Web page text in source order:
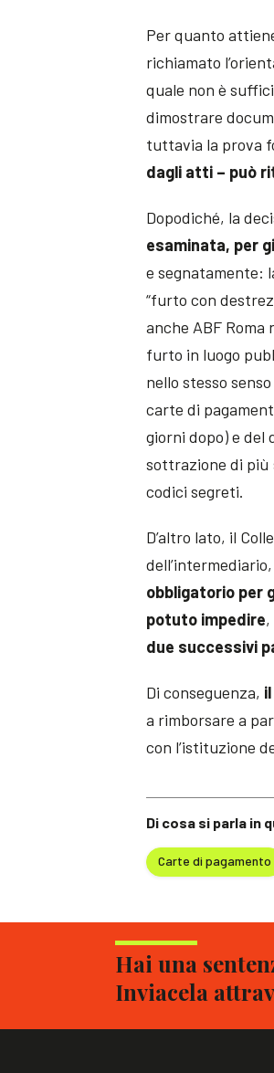
Di cosa si parla in
Carte di pagamento
Per quanto
richiamato
quale non è
dimostrare
tuttavia la prova
dagli atti – può
Dopodiché, la
esaminata, per
e segnatamente:
“furto con
anche ABF Roma
furto in luogo
nello stesso
carte di
giorni dopo) e del
sottrazione di più
codici segreti.
D’altro lato, il
obbligatorio per
potuto impedire
due successivi
Di conseguenza,
a rimborsare a
con l’istituzione
Hai una
Inviacela